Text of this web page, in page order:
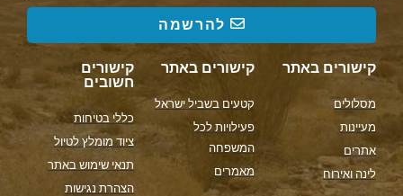
להרשמה
קישורים באתר
מסלולים
מעיינות
אתרים
לינה ואירוח
קישורים באתר
קטעים בשביל ישראל
פעילויות לכל
המשפחה
מאמרים
קישורים
חשובים
כללי בטיחות
ציוד מומלץ לטיול
תנאי שימוש באתר
הצהרת נגישות